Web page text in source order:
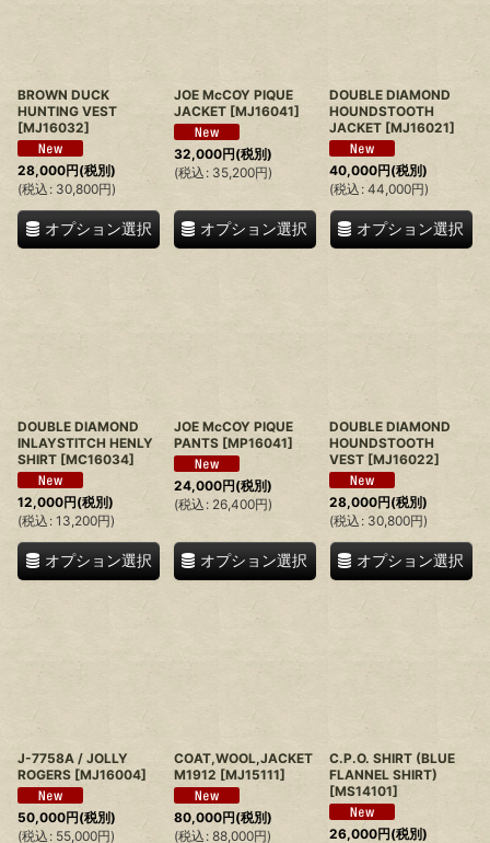
BROWN DUCK
HUNTING VEST
[MJ16032]
28,000円(税別)
(税込 : 30,800円)
オプション選択
JOE McCOY PIQUE
JACKET [MJ16041]
32,000円(税別)
(税込 : 35,200円)
オプション選択
DOUBLE DIAMOND
HOUNDSTOOTH
JACKET [MJ16021]
40,000円(税別)
(税込 : 44,000円)
オプション選択
DOUBLE DIAMOND
INLAYSTITCH HENLY
SHIRT [MC16034]
12,000円(税別)
(税込 : 13,200円)
オプション選択
JOE McCOY PIQUE
PANTS [MP16041]
24,000円(税別)
(税込 : 26,400円)
オプション選択
DOUBLE DIAMOND
HOUNDSTOOTH
VEST [MJ16022]
28,000円(税別)
(税込 : 30,800円)
オプション選択
J-7758A / JOLLY
ROGERS [MJ16004]
50,000円(税別)
(税込 : 55,000円)
COAT,WOOL,JACKET
M1912 [MJ15111]
80,000円(税別)
(税込 : 88,000円)
C.P.O. SHIRT (BLUE
FLANNEL SHIRT)
[MS14101]
26,000円(税別)